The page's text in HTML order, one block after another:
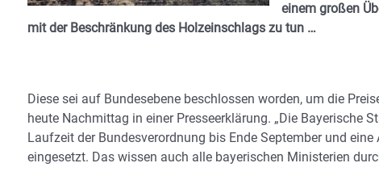
einem großen
mit der Beschränkung des Holzeinschlags zu tun …
Diese sei auf Bundesebene beschlossen worden, um die
heute Nachmittag in einer Presseerklärung. „Die Bayerische
Laufzeit der Bundesverordnung bis Ende September und
eingesetzt. Das wissen auch alle bayerischen Ministerien